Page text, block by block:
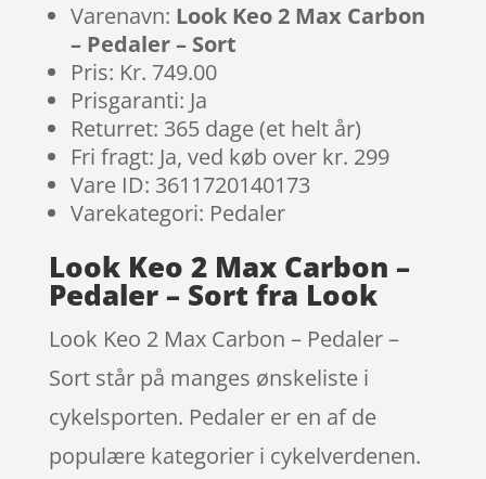
Varenavn: Look Keo 2 Max Carbon
– Pedaler – Sort
Pris: Kr. 749.00
Prisgaranti: Ja
Returret: 365 dage (et helt år)
Fri fragt: Ja, ved køb over kr. 299
Vare ID: 3611720140173
Varekategori: Pedaler
Look Keo 2 Max Carbon –
Pedaler – Sort fra Look
Look Keo 2 Max Carbon – Pedaler –
Sort står på manges ønskeliste i
cykelsporten. Pedaler er en af de
populære kategorier i cykelverdenen.